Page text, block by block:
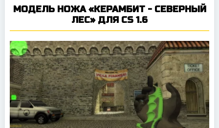
МОДЕЛЬ НОЖА «КЕРАМБИТ - СЕВЕРНЫЙ
ЛЕС» ДЛЯ CS 1.6